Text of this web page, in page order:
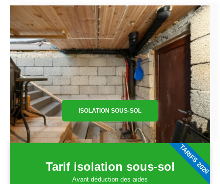
ISOLATION SOUS-SOL
Tarif isolation sous-sol
Avant déduction des aides
TARIFS 2026